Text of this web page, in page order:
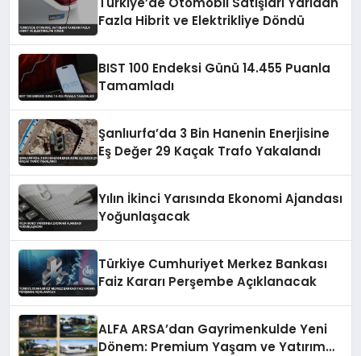
Fazla Hibrit ve Elektrikliye Döndü
BIST 100 Endeksi Günü 14.455 Puanla
Tamamladı
Şanlıurfa’da 3 Bin Hanenin Enerjisine
Eş Değer 29 Kaçak Trafo Yakalandı
Yılın İkinci Yarısında Ekonomi Ajandası
Yoğunlaşacak
Türkiye Cumhuriyet Merkez Bankası
Faiz Kararı Perşembe Açıklanacak
ALFA ARSA’dan Gayrimenkulde Yeni
Dönem: Premium Yaşam ve Yatırım